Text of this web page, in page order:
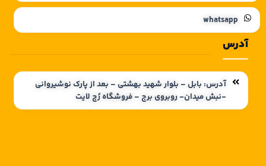
whatsapp
آدرس
آدرس: بابل – بلوار شهید بهشتی – بعد از پارک نوشیروانی
-نبش میدان- روبروی برج – فروشگاه رُچ لایت